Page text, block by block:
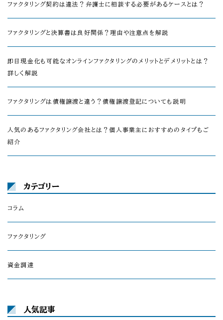
ファクタリング契約は違法？弁護士に相談する必要があるケースとは？
ファクタリングと決算書は良好関係？理由や注意点を解説
即日現金化も可能なオンラインファクタリングのメリットとデメリットとは？
詳しく解説
ファクタリングは債権譲渡と違う？債権譲渡登記についても説明
人気のあるファクタリング会社とは？個人事業主におすすめのタイプもご
紹介
カテゴリー
コラム
ファクタリング
資金調達
人気記事